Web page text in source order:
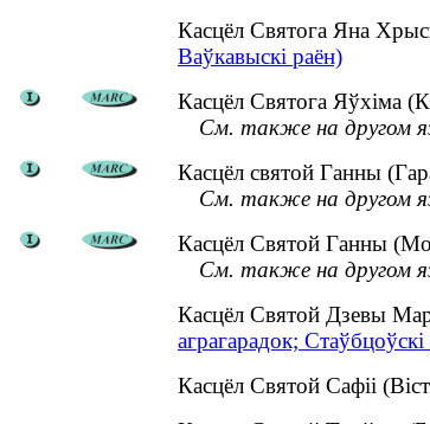
Касцёл Святога Яна
Ваўкавыскі раён)
Касцёл Святога Яўхіма
См. также на другом
Касцёл святой Ганны
См. также на другом
Касцёл Святой Ганны
См. также на другом
Касцёл Святой Дзевы
аграгарадок;
Касцёл Святой Сафіі